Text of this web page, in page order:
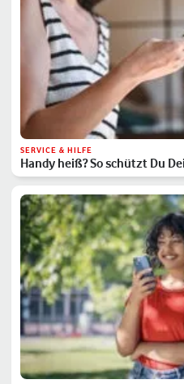
SERVICE & HILFE
Handy heiß? So schützt Du